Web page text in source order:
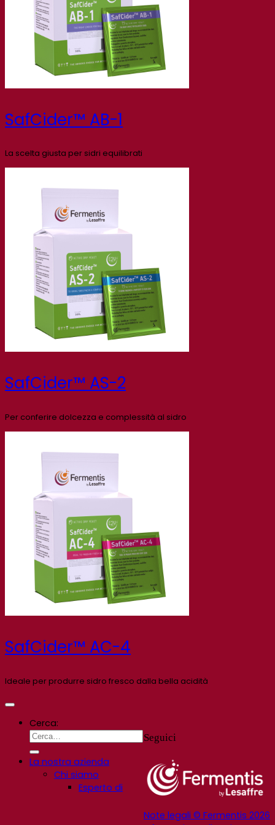
SafCider™ AB-1
La scelta giusta per sidri equilibrati
SafCider™ AS-2
Per conferire dolcezza e complessità al sidro
SafCider™ AC-4
Ideale per produrre sidro fresco dalla bella acidità
Seguici
Note legali © Fermentis 2026
Cerca:
La nostra azienda
Chi siamo
Esperto di